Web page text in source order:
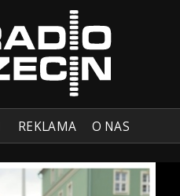
REKLAMA O NAS